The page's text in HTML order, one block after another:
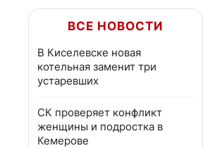
ВСЕ НОВОСТИ
В Киселевске новая
котельная заменит три
устаревших
СК проверяет конфликт
женщины и подростка в
Кемерове